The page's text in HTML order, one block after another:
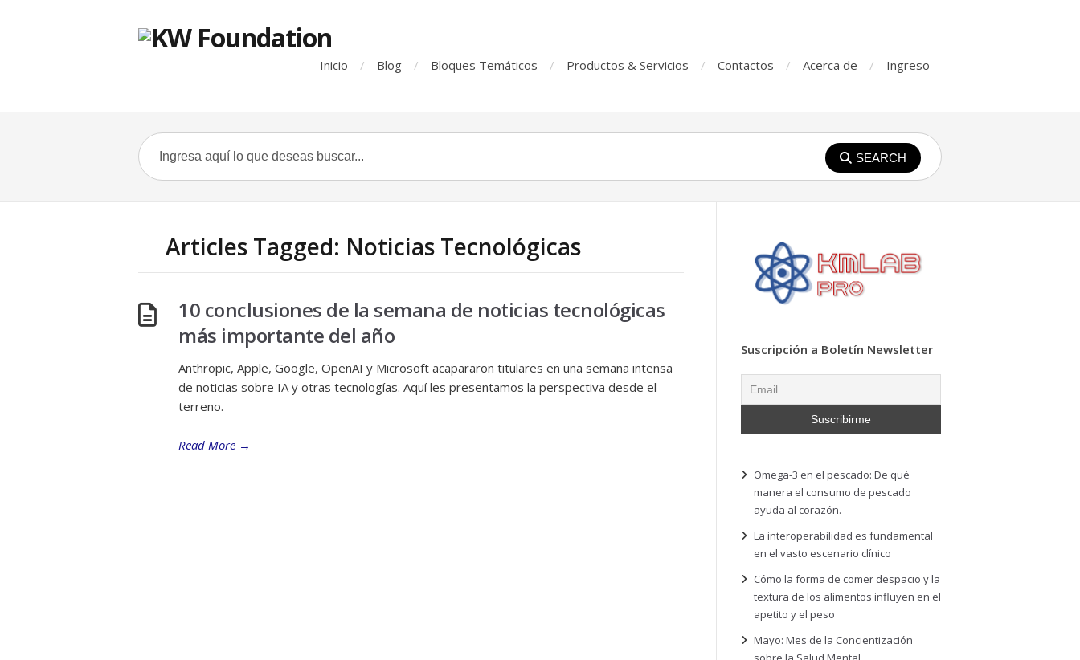
Inicio Blog Bloques Temáticos Productos & Servicios Contactos Acerca de Ingreso
SEARCH
Articles Tagged: Noticias Tecnológicas
10 conclusiones de la semana de noticias tecnológicas
más importante del año
Anthropic, Apple, Google, OpenAI y Microsoft acapararon titulares en una semana intensa
de noticias sobre IA y otras tecnologías. Aquí les presentamos la perspectiva desde el
terreno.
Read More →
Suscripción a Boletín Newsletter
Omega-3 en el pescado: De qué
manera el consumo de pescado
ayuda al corazón.
La interoperabilidad es fundamental
en el vasto escenario clínico
Cómo la forma de comer despacio y la
textura de los alimentos influyen en el
apetito y el peso
Mayo: Mes de la Concientización